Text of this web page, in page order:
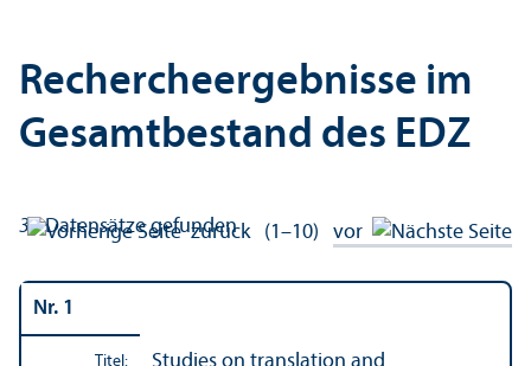
Rechercheergebnisse im
Gesamtbestand des EDZ
31Datensätze gefunden
zurück (1–10) vor
Nr. 1
Titel: